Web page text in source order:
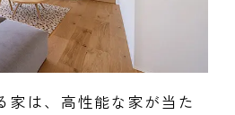
家は、高性能な家が当た